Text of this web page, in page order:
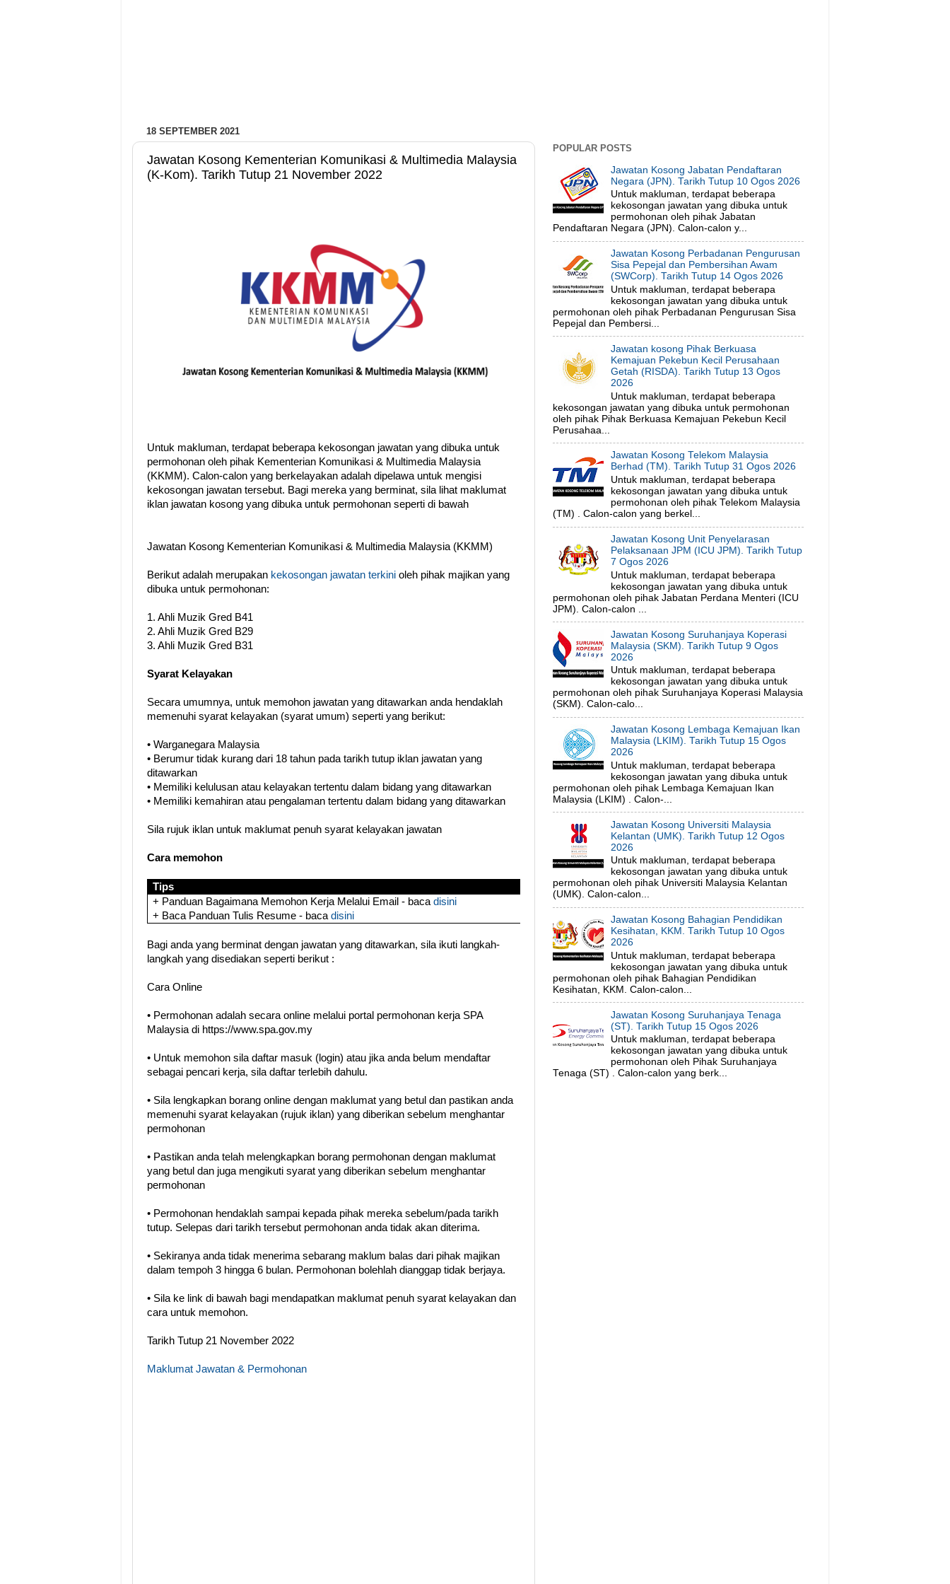
18 SEPTEMBER 2021
Jawatan Kosong Kementerian Komunikasi & Multimedia Malaysia
(K-Kom). Tarikh Tutup 21 November 2022
Untuk makluman, terdapat beberapa kekosongan jawatan yang dibuka untuk
permohonan oleh pihak Kementerian Komunikasi & Multimedia Malaysia
(KKMM). Calon-calon yang berkelayakan adalah dipelawa untuk mengisi
kekosongan jawatan tersebut. Bagi mereka yang berminat, sila lihat maklumat
iklan jawatan kosong yang dibuka untuk permohonan seperti di bawah
Jawatan Kosong Kementerian Komunikasi & Multimedia Malaysia (KKMM)
Berikut adalah merupakan kekosongan jawatan terkini oleh pihak majikan yang
dibuka untuk permohonan:
1. Ahli Muzik Gred B41
2. Ahli Muzik Gred B29
3. Ahli Muzik Gred B31
Syarat Kelayakan
Secara umumnya, untuk memohon jawatan yang ditawarkan anda hendaklah
memenuhi syarat kelayakan (syarat umum) seperti yang berikut:
• Warganegara Malaysia
• Berumur tidak kurang dari 18 tahun pada tarikh tutup iklan jawatan yang
ditawarkan
• Memiliki kelulusan atau kelayakan tertentu dalam bidang yang ditawarkan
• Memiliki kemahiran atau pengalaman tertentu dalam bidang yang ditawarkan
Sila rujuk iklan untuk maklumat penuh syarat kelayakan jawatan
Cara memohon
Tips
+ Panduan Bagaimana Memohon Kerja Melalui Email - bacadisini
+ Baca Panduan Tulis Resume - bacadisini
Bagi anda yang berminat dengan jawatan yang ditawarkan, sila ikuti langkah-
langkah yang disediakan seperti berikut :
Cara Online
• Permohonan adalah secara online melalui portal permohonan kerja SPA
Malaysia di https://www.spa.gov.my
• Untuk memohon sila daftar masuk (login) atau jika anda belum mendaftar
sebagai pencari kerja, sila daftar terlebih dahulu.
• Sila lengkapkan borang online dengan maklumat yang betul dan pastikan anda
memenuhi syarat kelayakan (rujuk iklan) yang diberikan sebelum menghantar
permohonan
• Pastikan anda telah melengkapkan borang permohonan dengan maklumat
yang betul dan juga mengikuti syarat yang diberikan sebelum menghantar
permohonan
• Permohonan hendaklah sampai kepada pihak mereka sebelum/pada tarikh
tutup. Selepas dari tarikh tersebut permohonan anda tidak akan diterima.
• Sekiranya anda tidak menerima sebarang maklum balas dari pihak majikan
dalam tempoh 3 hingga 6 bulan. Permohonan bolehlah dianggap tidak berjaya.
• Sila ke link di bawah bagi mendapatkan maklumat penuh syarat kelayakan dan
cara untuk memohon.
Tarikh Tutup 21 November 2022
Maklumat Jawatan & Permohonan
POPULAR POSTS
Jawatan Kosong Jabatan Pendaftaran
Negara (JPN). Tarikh Tutup 10 Ogos 2026
Untuk makluman, terdapat beberapa
kekosongan jawatan yang dibuka untuk
permohonan oleh pihak Jabatan
Pendaftaran Negara (JPN). Calon-calon y...
Jawatan Kosong Perbadanan Pengurusan
Sisa Pepejal dan Pembersihan Awam
(SWCorp). Tarikh Tutup 14 Ogos 2026
Untuk makluman, terdapat beberapa
kekosongan jawatan yang dibuka untuk
permohonan oleh pihak Perbadanan Pengurusan Sisa
Pepejal dan Pembersi...
Jawatan kosong Pihak Berkuasa
Kemajuan Pekebun Kecil Perusahaan
Getah (RISDA). Tarikh Tutup 13 Ogos
2026
Untuk makluman, terdapat beberapa
kekosongan jawatan yang dibuka untuk permohonan
oleh pihak Pihak Berkuasa Kemajuan Pekebun Kecil
Perusahaa...
Jawatan Kosong Telekom Malaysia
Berhad (TM). Tarikh Tutup 31 Ogos 2026
Untuk makluman, terdapat beberapa
kekosongan jawatan yang dibuka untuk
permohonan oleh pihak Telekom Malaysia
(TM) . Calon-calon yang berkel...
Jawatan Kosong Unit Penyelarasan
Pelaksanaan JPM (ICU JPM). Tarikh Tutup
7 Ogos 2026
Untuk makluman, terdapat beberapa
kekosongan jawatan yang dibuka untuk
permohonan oleh pihak Jabatan Perdana Menteri (ICU
JPM). Calon-calon ...
Jawatan Kosong Suruhanjaya Koperasi
Malaysia (SKM). Tarikh Tutup 9 Ogos
2026
Untuk makluman, terdapat beberapa
kekosongan jawatan yang dibuka untuk
permohonan oleh pihak Suruhanjaya Koperasi Malaysia
(SKM). Calon-calo...
Jawatan Kosong Lembaga Kemajuan Ikan
Malaysia (LKIM). Tarikh Tutup 15 Ogos
2026
Untuk makluman, terdapat beberapa
kekosongan jawatan yang dibuka untuk
permohonan oleh pihak Lembaga Kemajuan Ikan
Malaysia (LKIM) . Calon-...
Jawatan Kosong Universiti Malaysia
Kelantan (UMK). Tarikh Tutup 12 Ogos
2026
Untuk makluman, terdapat beberapa
kekosongan jawatan yang dibuka untuk
permohonan oleh pihak Universiti Malaysia Kelantan
(UMK). Calon-calon...
Jawatan Kosong Bahagian Pendidikan
Kesihatan, KKM. Tarikh Tutup 10 Ogos
2026
Untuk makluman, terdapat beberapa
kekosongan jawatan yang dibuka untuk
permohonan oleh pihak Bahagian Pendidikan
Kesihatan, KKM. Calon-calon...
Jawatan Kosong Suruhanjaya Tenaga
(ST). Tarikh Tutup 15 Ogos 2026
Untuk makluman, terdapat beberapa
kekosongan jawatan yang dibuka untuk
permohonan oleh Pihak Suruhanjaya
Tenaga (ST) . Calon-calon yang berk...